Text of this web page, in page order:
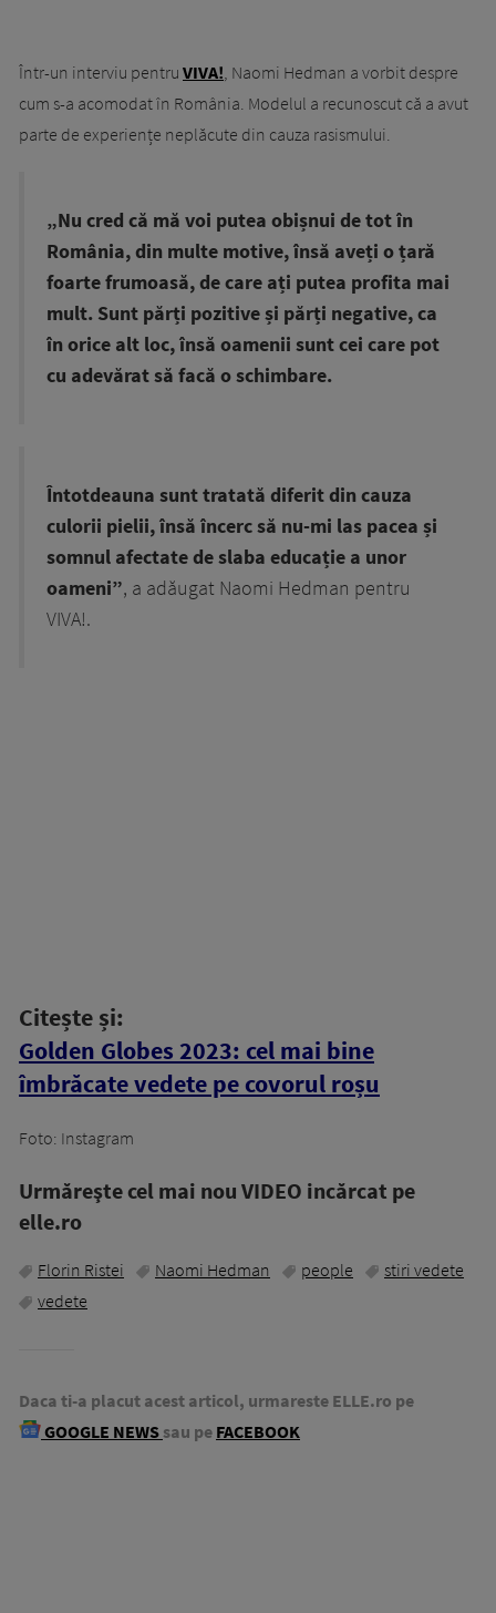
Într-un interviu pentru VIVA!, Naomi Hedman a vorbit despre
cum s-a acomodat în România. Modelul a recunoscut că a avut
parte de experiențe neplăcute din cauza rasismului.
„Nu cred că mă voi putea obișnui de tot în
România, din multe motive, însă aveți o țară
foarte frumoasă, de care ați putea profita mai
mult. Sunt părți pozitive și părți negative, ca
în orice alt loc, însă oamenii sunt cei care pot
cu adevărat să facă o schimbare.
Întotdeauna sunt tratată diferit din cauza
culorii pielii, însă încerc să nu-mi las pacea și
somnul afectate de slaba educație a unor
oameni”, a adăugat Naomi Hedman pentru
VIVA!.
Citește și:
Golden Globes 2023: cel mai bine
îmbrăcate vedete pe covorul roșu
Foto: Instagram
Urmăreşte cel mai nou VIDEO incărcat pe
elle.ro
Florin Ristei Naomi Hedman people
stiri vedete
vedete
Daca ti-a placut acest articol, urmareste ELLE.ro pe
GOOGLE NEWS sau pe FACEBOOK